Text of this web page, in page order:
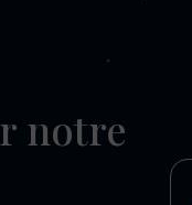
notre